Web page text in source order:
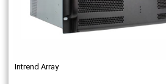
Intrend Array